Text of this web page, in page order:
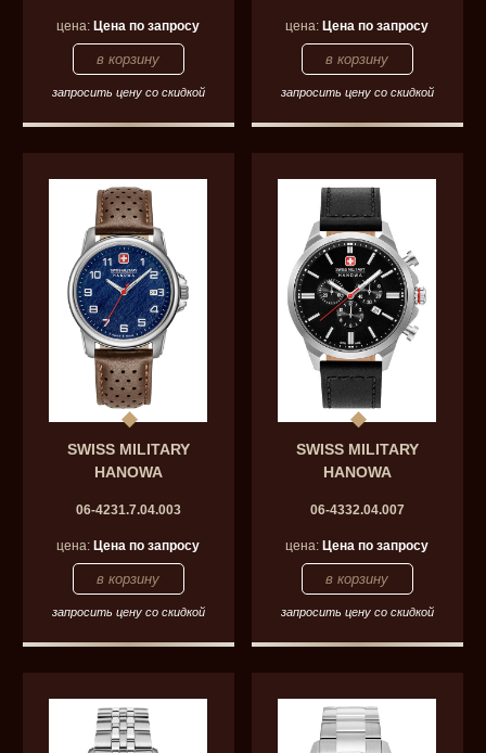
цена:Цена по запросу
запросить цену со скидкой
цена:Цена по запросу
запросить цену со скидкой
SWISS MILITARY
HANOWA
06-4231.7.04.003
цена:Цена по запросу
запросить цену со скидкой
SWISS MILITARY
HANOWA
06-4332.04.007
цена:Цена по запросу
запросить цену со скидкой